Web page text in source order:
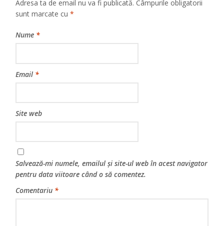
Adresa ta de email nu va fi publicată. Câmpurile obligatorii
sunt marcate cu*
Nume *
Email *
Site web
Salvează-mi numele, emailul și site-ul web în acest navigator
pentru data viitoare când o să comentez.
Comentariu *